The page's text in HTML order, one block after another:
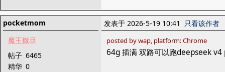
pocketmom
魔王撒旦
帖子 6465
精华 0
发表于 2026-5-19 10:41 只看该作者
posted by wap, platform: Chrome
64g 插满 双路可以跑deepseek